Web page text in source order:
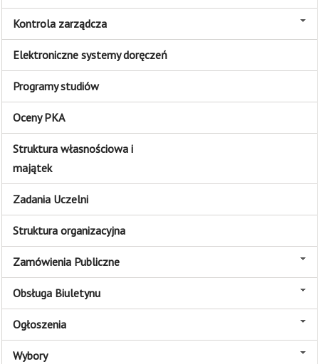
Kontrola zarządcza
Elektroniczne systemy doręczeń
Programy studiów
Oceny PKA
Struktura własnościowa i
majątek
Zadania Uczelni
Struktura organizacyjna
Zamówienia Publiczne
Obsługa Biuletynu
Ogłoszenia
Wybory